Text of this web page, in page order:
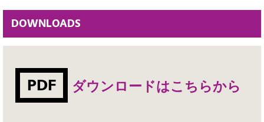
DOWNLOADS
PDF ダウンロードはこちらから